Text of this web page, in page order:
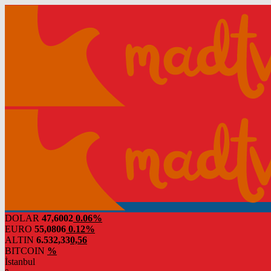
DOLAR 47,6002 0.06%
EURO 55,0806 0.12%
ALTIN 6.532,330,56
BITCOIN %
İstanbul